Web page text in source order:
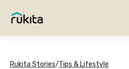
Rukita Stories/Tips & Lifestyle